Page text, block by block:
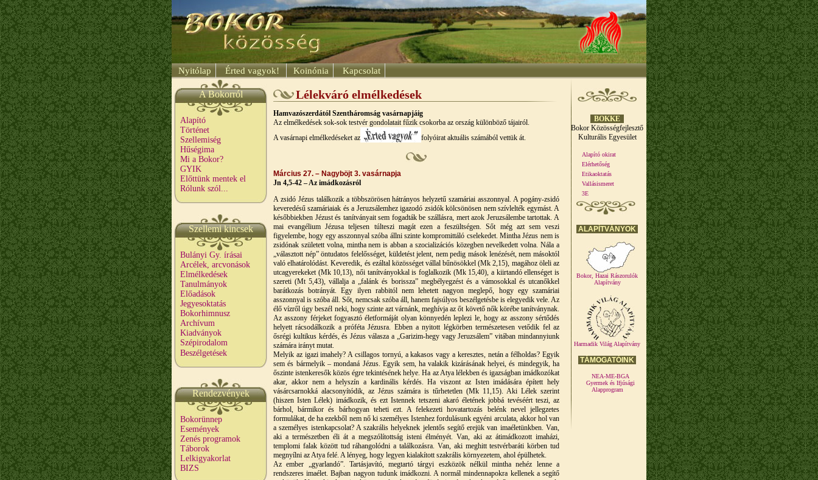
Nyitólap Érted vagyok! Koinónia Kapcsolat
A Bokorról
Alapító
Történet
Szellemiség
Hűségima
Mi a Bokor?
GYIK
Előttünk mentek el
Rólunk szól...
Szellemi kincsek
Bulányi Gy. írásai
Arcélek, arcvonások
Elmélkedések
Tanulmányok
Előadások
Jegyesoktatás
Bokorhimnusz
Archívum
Kiadványok
Szépirodalom
Beszélgetések
Rendezvények
Bokorünnep
Események
Zenés programok
Táborok
Lelkigyakorlat
BIZS
Lélekváró elmélkedések
Hamvazószerdától Szentháromság vasárnapjáig
Az elmélkedések sok-sok testvér gondolatait fűzik csokorba az ország különböző tájairól.
A vasárnapi elmélkedéseket az
folyóirat aktuális számából vettük át.
Március 27. – Nagyböjt 3. vasárnapja
Jn 4,5-42 – Az imádkozásról
A zsidó Jézus találkozik a többszörösen hátrányos helyzetű szamáriai asszonnyal. A pogány-zsidó
keveredésű szamáriaiak és a Jeruzsálemhez igazodó zsidók kölcsönösen nem szívlelték egymást. A
későbbiekben Jézust és tanítványait sem fogadták be szállásra, mert azok Jeruzsálembe tartottak. A
mai evangélium Jézusa teljesen túlteszi magát ezen a feszültségen. Sőt még azt sem veszi
figyelembe, hogy egy asszonnyal szóba állni szinte kompromittáló cselekedet. Mintha Jézus nem is
zsidónak született volna, mintha nem is abban a szocializációs közegben nevelkedett volna. Nála a
„választott nép” öntudatos felelősséget, küldetést jelent, nem pedig mások lenézését, nem másoktól
való elhatárolódást. Keveredik, és ezáltal közösséget vállal bűnösökkel (Mk 2,15), magához öleli az
utcagyerekeket (Mk 10,13), női tanítványokkal is foglalkozik (Mk 15,40), a kiirtandó ellenséget is
szereti (Mt 5,43), vállalja a „falánk és borissza” megbélyegzést és a vámosokkal és utcanőkkel
barátkozás botrányát. Egy ilyen rabbitól nem lehetett nagyon meglepő, hogy egy szamáriai
asszonnyal is szóba áll. Sőt, nemcsak szóba áll, hanem fajsúlyos beszélgetésbe is elegyedik vele. Az
élő vízről úgy beszél neki, hogy szinte azt várnánk, meghívja az őt követő nők körébe tanítványnak.
Az asszony férjeket fogyasztó életformáját olyan könnyedén leplezi le, hogy az asszony sértődés
helyett rácsodálkozik a próféta Jézusra. Ebben a nyitott légkörben természetesen vetődik fel az
ősrégi kultikus kérdés, és Jézus válasza a „Garizim-hegy vagy Jeruzsálem” vitában mindannyiunk
számára irányt mutat.
Melyik az igazi imahely? A csillagos tornyú, a kakasos vagy a keresztes, netán a félholdas? Egyik
sem és bármelyik – mondaná Jézus. Egyik sem, ha valakik kizárásának helyei, és mindegyik, ha
őszinte istenkeresők közös égre tekintésének helye. Ha az Atya lélekben és igazságban imádkozókat
akar, akkor nem a helyszín a kardinális kérdés. Ha viszont az Isten imádására épített hely
vásárcsarnokká alacsonyítódik, az Jézus számára is tűrhetetlen (Mk 11,15). Aki Lélek szerint
(hiszen Isten Lélek) imádkozik, és ezt Istennek tetszeni akaró életének jobbá tevéséért teszi, az
bárhol, bármikor és bárhogyan teheti ezt. A felekezeti hovatartozás belénk nevel jellegzetes
formulákat, de ha ezekből nem nő ki személyes Istenhez fordulásunk egyéni arculata, akkor hol van
a személyes istenkapcsolat? A szakrális helyeknek jelentős segítő erejük van imaéletünkben. Van,
aki a természetben éli át a megszólítottság isteni élményét. Van, aki az átimádkozott imaházi,
templomi falak között tud ráhangolódni a találkozásra. Van, aki meghitt testvérbaráti körben tud
megnyílni az Atya felé. A lényeg, hogy legyen kialakított szakrális környezetem, ahol épülhetek.
Az ember „gyarlandó”. Tartásjavító, megtartó tárgyi eszközök nélkül mintha nehéz lenne a
rendszeres imaélet. Bajban nagyon tudunk imádkozni. A normál mindennapokra kellenek a segítő
BOKKE
Bokor Közösségfejlesztő
Kulturális Egyesület
Alapító okirat
Elérhetőség
Etikaoktatás
Vallásismeret
3E
ALAPÍTVÁNYOK
Bokor, Hazai Rászorulók
Alapítvány
Harmadik Világ Alapítvány
TÁMOGATÓINK
NEA-ME-BGA
Gyermek és Ifjúsági
Alapprogram